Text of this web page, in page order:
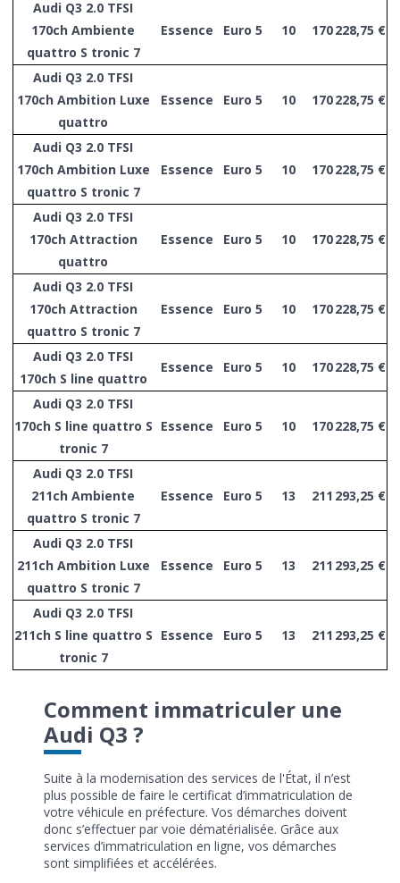
Audi Q3 2.0 TFSI
170ch Ambiente
quattro S tronic 7
Essence Euro 5 10 170228,75 €
Audi Q3 2.0 TFSI
170ch Ambition Luxe
quattro
Essence Euro 5 10 170228,75 €
Audi Q3 2.0 TFSI
170ch Ambition Luxe
quattro S tronic 7
Essence Euro 5 10 170228,75 €
Audi Q3 2.0 TFSI
170ch Attraction
quattro
Essence Euro 5 10 170228,75 €
Audi Q3 2.0 TFSI
170ch Attraction
quattro S tronic 7
Essence Euro 5 10 170228,75 €
Audi Q3 2.0 TFSI
170ch S line quattro
Essence Euro 5 10 170228,75 €
Audi Q3 2.0 TFSI
170ch S line quattro S
tronic 7
Essence Euro 5 10 170228,75 €
Audi Q3 2.0 TFSI
211ch Ambiente
quattro S tronic 7
Essence Euro 5 13 211 293,25 €
Audi Q3 2.0 TFSI
211ch Ambition Luxe
quattro S tronic 7
Essence Euro 5 13 211 293,25 €
Audi Q3 2.0 TFSI
211ch S line quattro S
tronic 7
Essence Euro 5 13 211 293,25 €
Comment immatriculer une
Audi Q3 ?
Suite à la modernisation des services de l'État, il n’est
plus possible de faire le certificat d’immatriculation de
votre véhicule en préfecture. Vos démarches doivent
donc s’effectuer par voie dématérialisée. Grâce aux
services d’immatriculation en ligne, vos démarches
sont simplifiées et accélérées.